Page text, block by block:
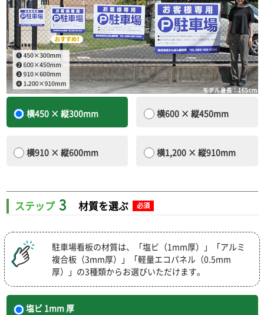
横450 × 縦300mm 横600× 縦450mm
横910 × 縦600mm 横1,200× 縦910mm
ステップ 3 材質を選ぶ 必須
駐車場看板の材質は、「塩ビ（1mm厚）」「アルミ
複合板（3mm厚）」「軽量エコパネル（0.5mm
厚）」の3種類からお選びいただけます。
塩ビ 1mm 厚